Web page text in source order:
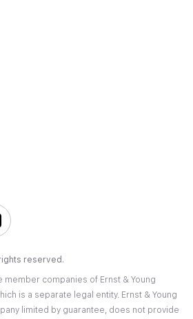
reserved.
member companies of Ernst & Young
is a separate legal entity. Ernst & Young
limited by guarantee, does not provide